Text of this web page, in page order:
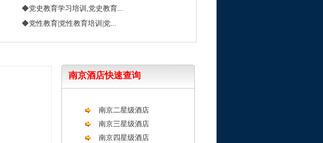
◆党史教育学习培训,党史教育...
◆党性教育|党性教育培训|党...
南京酒店快速查询
南京二星级酒店
南京三星级酒店
南京四星级酒店